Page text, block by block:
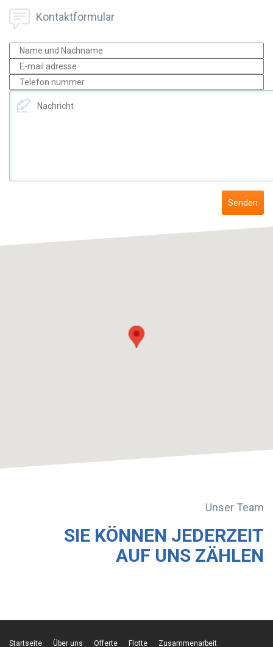
Kontaktformular
Unser Team
SIE KÖNNEN JEDERZEIT
AUF UNS ZÄHLEN
Startseite Über uns Offerte Flotte Zusammenarbeit